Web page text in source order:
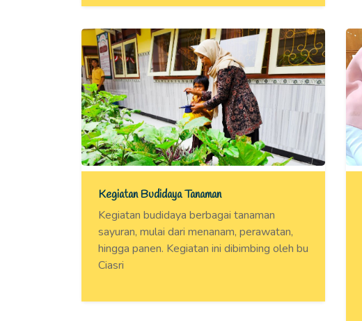
Kegiatan Budidaya Tanaman
Kegiatan budidaya berbagai tanaman
sayuran, mulai dari menanam, perawatan,
hingga panen. Kegiatan ini dibimbing oleh bu
Ciasri